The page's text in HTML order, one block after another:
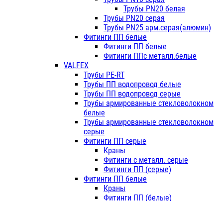
Трубы PN20 белая
Трубы PN20 серая
Трубы PN25 арм.серая(алюмин)
Фитинги ПП белые
Фитинги ПП белые
Фитинги ППс металл.белые
VALFEX
Трубы PE-RT
Трубы ПП водопровод белые
Трубы ПП водопровод серые
Трубы армированные стекловолокном
белые
Трубы армированные стекловолокном
серые
Фитинги ПП серые
Краны
Фитинги с металл. серые
Фитинги ПП (серые)
Фитинги ПП белые
Краны
Фитинги ПП (белые)